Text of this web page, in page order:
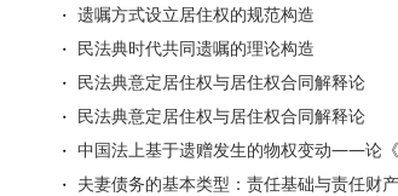
遗嘱方式设立居住权的规范构造
民法典时代共同遗嘱的理论构造
民法典意定居住权与居住权合同解释论
民法典意定居住权与居住权合同解释论
中国法上基于遗赠发生的物权变动——论
夫妻债务的基本类型：责任基础与责任